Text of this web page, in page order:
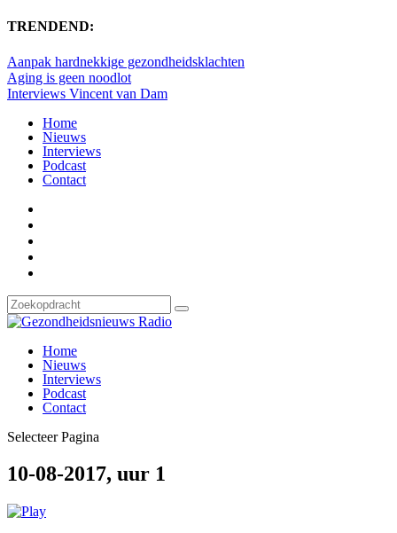
TRENDEND:
Aanpak hardnekkige gezondheidsklachten
Aging is geen noodlot
Interviews Vincent van Dam
Home
Nieuws
Interviews
Podcast
Contact
Home
Nieuws
Interviews
Podcast
Contact
Selecteer Pagina
10-08-2017, uur 1